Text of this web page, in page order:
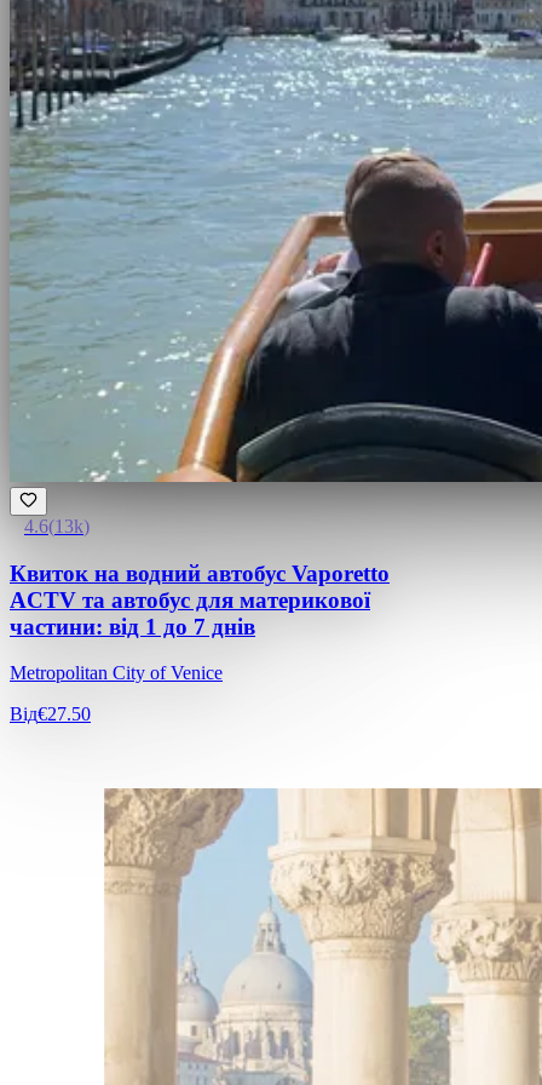
4.6(13k)
Квиток на водний автобус Vaporetto
ACTV та автобус для материкової
частини: від 1 до 7 днів
Metropolitan City of Venice
Від€27.50